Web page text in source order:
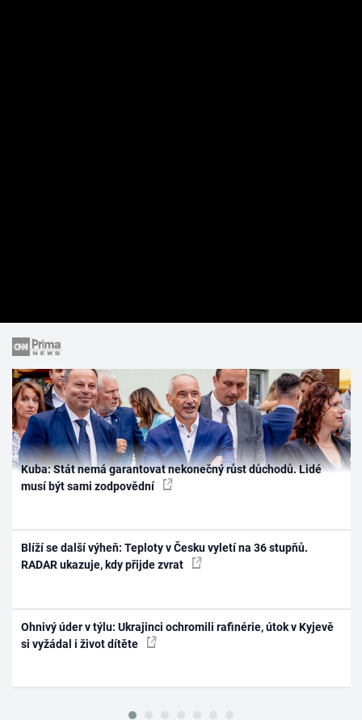
Kuba: Stát nemá garantovat nekonečný růst důchodů. Lidé
musí být sami zodpovědní
Blíží se další výheň: Teploty v Česku vyletí na 36 stupňů.
RADAR ukazuje, kdy přijde zvrat
Ohnivý úder v týlu: Ukrajinci ochromili rafinérie, útok v Kyjevě
si vyžádal i život dítěte